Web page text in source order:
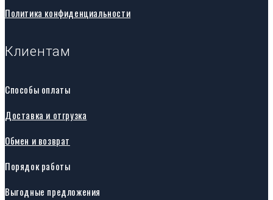
Политика конфиденциальности
Клиентам
Способы оплаты
Доставка и отгрузка
Обмен и возврат
Порядок работы
Выгодные предложения